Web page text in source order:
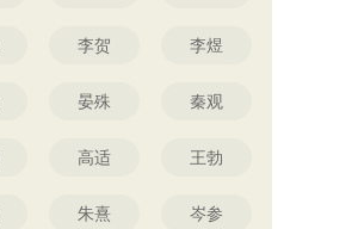
李贺 李煜
晏殊 秦观
高适 王勃
朱熹 岑参